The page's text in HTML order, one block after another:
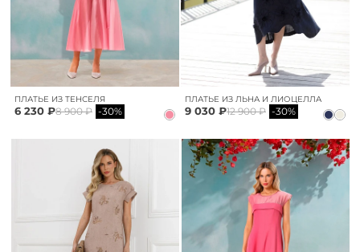
ПЛАТЬЕ ИЗ ТЕНСЕЛЯ
6 230 ₽8 900 ₽ -30%
ПЛАТЬЕ ИЗ ЛЬНА И ЛИОЦЕЛЛА
9 030 ₽12 900 ₽ -30%